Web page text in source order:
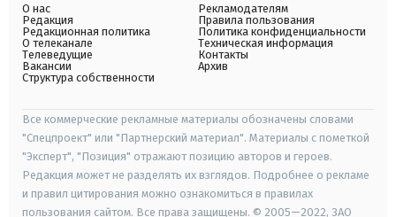
О нас
Редакция
Редакционная политика
О телеканале
Телеведущие
Вакансии
Структура собственности
Рекламодателям
Правила пользования
Политика конфиденциальности
Техническая информация
Контакты
Архив
Все коммерческие рекламные материалы обозначены словами
"Спецпроект" или "Партнерский материал". Материалы с пометкой
"Эксперт", "Позиция" отражают позицию авторов и героев.
Редакция может не разделять их взглядов. Подробнее о рекламе
и правил цитирования можно ознакомиться в правилах
пользования сайтом. Все права защищены. © 2005—2022, ЗАО